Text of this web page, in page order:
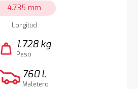
4.735 mm
Longitud
weight 1.728 kg
Peso
760 l.
Maletero